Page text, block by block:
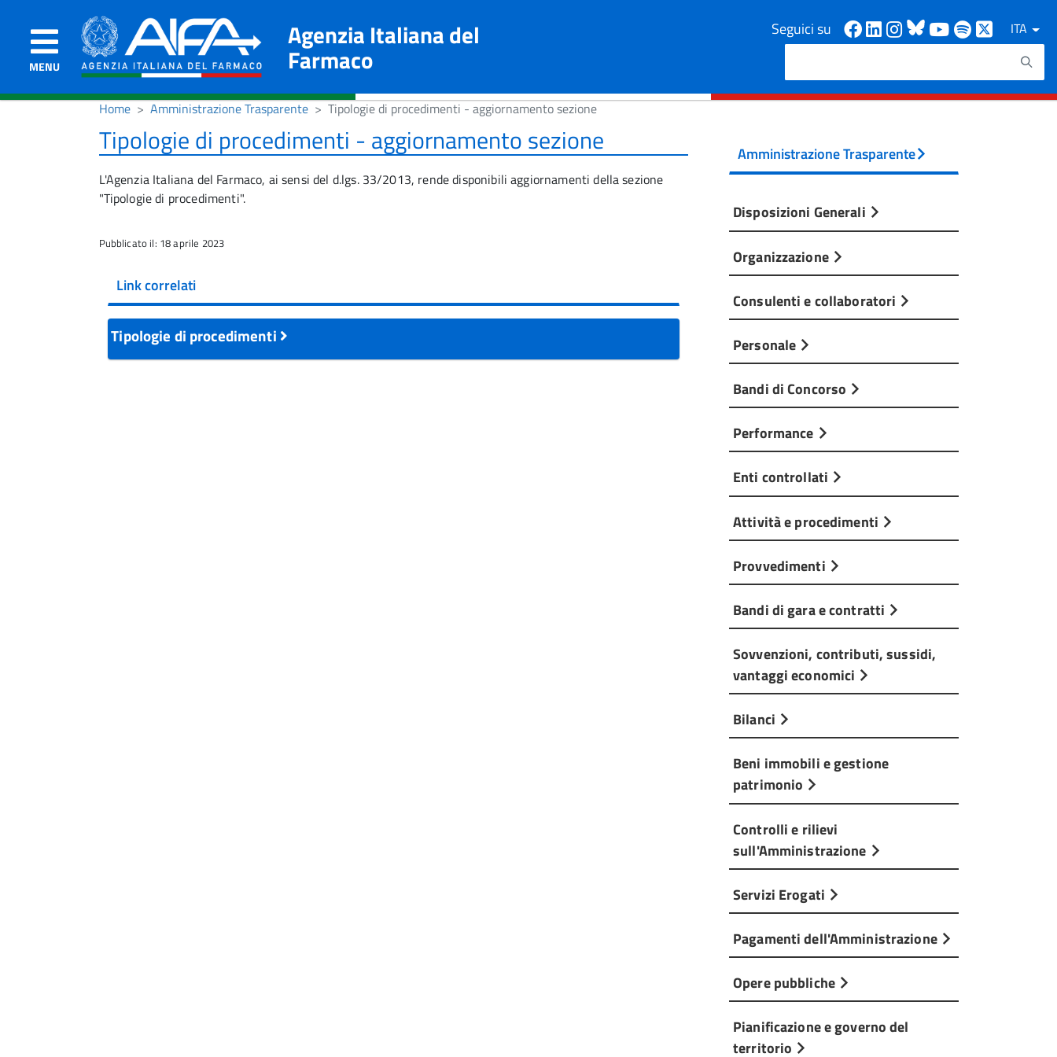
MENU
Agenzia Italiana del
Farmaco
Seguici su Facebook
Linkedin
Instagram
Bluesky
Youtube
Spotify
ITA
Cerca
Home Amministrazione Trasparente Tipologie di procedimenti - aggiornamento sezione
Tipologie di procedimenti - aggiornamento sezione
L'Agenzia Italiana del Farmaco, ai sensi del d.lgs. 33/2013, rende disponibili aggiornamenti della sezione
"Tipologie di procedimenti".
Pubblicato il: 18 aprile 2023
Link correlati
Tipologie di procedimenti
Amministrazione Trasparente
Disposizioni Generali
Organizzazione
Consulenti e collaboratori
Personale
Bandi di Concorso
Performance
Enti controllati
Attività e procedimenti
Provvedimenti
Bandi di gara e contratti
Sovvenzioni, contributi, sussidi,
vantaggi economici
Bilanci
Beni immobili e gestione
patrimonio
Controlli e rilievi
sull'Amministrazione
Servizi Erogati
Pagamenti dell'Amministrazione
Opere pubbliche
Pianificazione e governo del
territorio